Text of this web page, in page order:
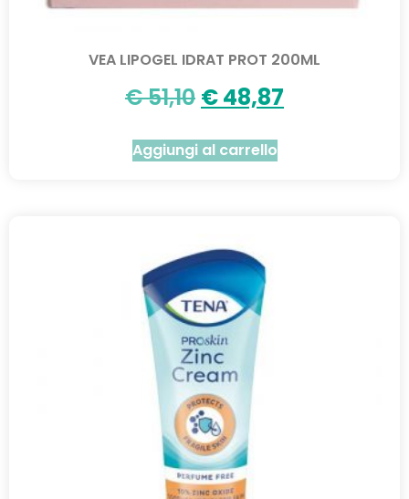
VEA LIPOGEL IDRAT PROT 200ML
€51,10 €48,87
Aggiungi al carrello